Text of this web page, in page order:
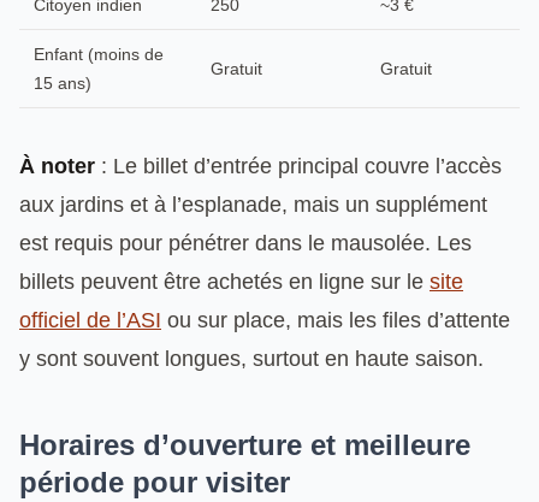
Citoyen indien 250 ~3 €
Enfant (moins de
15 ans)
Gratuit Gratuit
À noter : Le billet d’entrée principal couvre l’accès
aux jardins et à l’esplanade, mais un supplément
est requis pour pénétrer dans le mausolée. Les
billets peuvent être achetés en ligne sur le site
officiel de l’ASI ou sur place, mais les files d’attente
y sont souvent longues, surtout en haute saison.
Horaires d’ouverture et meilleure
période pour visiter